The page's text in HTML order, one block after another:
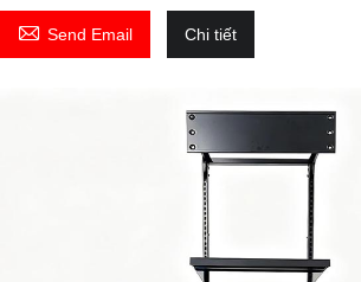
 Send Email Chi tiết